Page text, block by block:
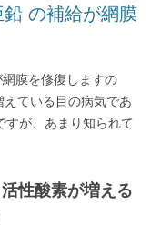
の補給が網膜
膜を修復しますの
ている目の病気であ
すが、あまり知られて
性酸素が増える